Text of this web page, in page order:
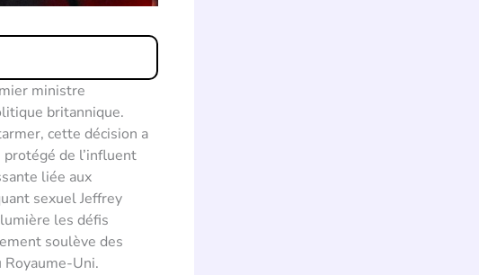
ministre
britannique.
cette décision a
de l’influent
liée aux
sexuel Jeffrey
les défis
soulève des
Uni.